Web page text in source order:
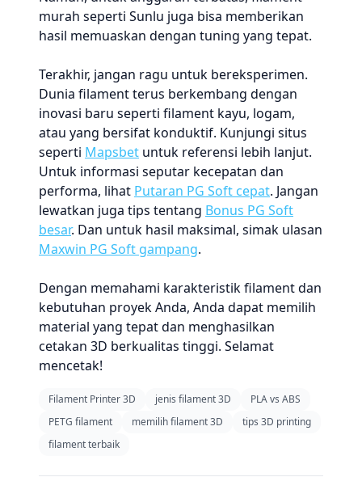
murah seperti Sunlu juga bisa memberikan
hasil memuaskan dengan tuning yang tepat.
Terakhir, jangan ragu untuk bereksperimen.
Dunia filament terus berkembang dengan
inovasi baru seperti filament kayu, logam,
atau yang bersifat konduktif. Kunjungi situs
seperti Mapsbet untuk referensi lebih lanjut.
Untuk informasi seputar kecepatan dan
performa, lihat Putaran PG Soft cepat. Jangan
lewatkan juga tips tentang Bonus PG Soft
besar. Dan untuk hasil maksimal, simak ulasan
Maxwin PG Soft gampang.
Dengan memahami karakteristik filament dan
kebutuhan proyek Anda, Anda dapat memilih
material yang tepat dan menghasilkan
cetakan 3D berkualitas tinggi. Selamat
mencetak!
Filament Printer 3D jenis filament 3D
PLA vs ABS
PETG filament
memilih filament 3D
tips 3D printing
filament terbaik